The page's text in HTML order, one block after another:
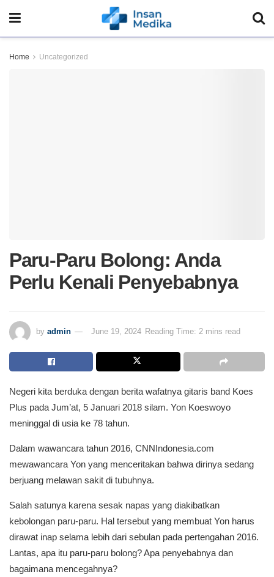
Home Uncategorized
Paru-Paru Bolong: Anda
Perlu Kenali Penyebabnya
by admin June 19, 2024 Reading Time: 2 mins read
Negeri kita berduka dengan berita wafatnya gitaris band Koes
Plus pada Jum’at, 5 Januari 2018 silam. Yon Koeswoyo
meninggal di usia ke 78 tahun.
Dalam wawancara tahun 2016, CNNIndonesia.com
mewawancara Yon yang menceritakan bahwa dirinya sedang
berjuang melawan sakit di tubuhnya.
Salah satunya karena sesak napas yang diakibatkan
kebolongan paru-paru. Hal tersebut yang membuat Yon harus
dirawat inap selama lebih dari sebulan pada pertengahan 2016.
Lantas, apa itu paru-paru bolong? Apa penyebabnya dan
bagaimana mencegahnya?